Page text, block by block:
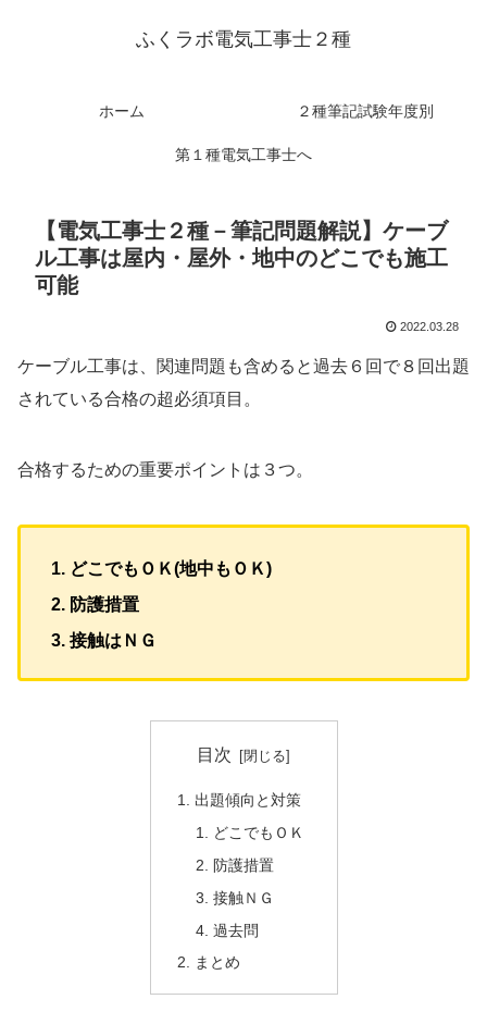
ふくラボ電気工事士２種
ホーム ２種筆記試験年度別
第１種電気工事士へ
【電気工事士２種－筆記問題解説】ケーブ
ル工事は屋内・屋外・地中のどこでも施工
可能
2022.03.28
ケーブル工事は、関連問題も含めると過去６回で８回出題
されている合格の超必須項目。
合格するための重要ポイントは３つ。
どこでもＯＫ(地中もＯＫ)
防護措置
接触はＮＧ
目次
出題傾向と対策
どこでもＯＫ
防護措置
接触ＮＧ
過去問
まとめ